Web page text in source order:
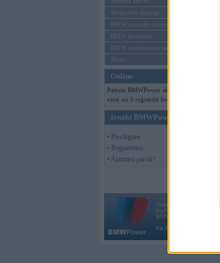
Sērijveida tūnings
BMW pasaules jaunumi
BMW koncepti
BMW konkurentu jaunumi
Moto
Online
Pašreiz BMWPower skatās 175
viesi un 5 reģistrēti lietotāji.
Ienākt BMWPower
• Pieslēgties
• Reģistrēties
• Aizmirsi paroli?
Vortāls BMWPower.lv
kopš 2002. gada 14.
BMW AG.
Par BMWPower